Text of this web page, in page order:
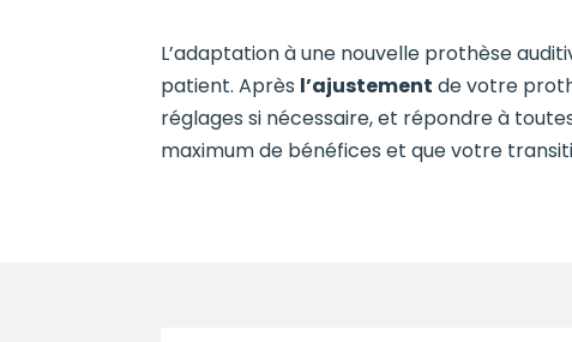
L’adaptation à une nouvelle prothèse
patient. Après l’ajustement de votre
réglages si nécessaire, et répondre à
maximum de bénéfices et que votre